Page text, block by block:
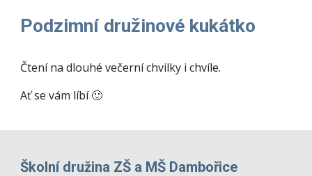
Podzimní družinové kukátko
Čtení na dlouhé večerní chvilky i chvíle.
Ať se vám líbí 🙂
Školní družina ZŠ a MŠ Dambořice